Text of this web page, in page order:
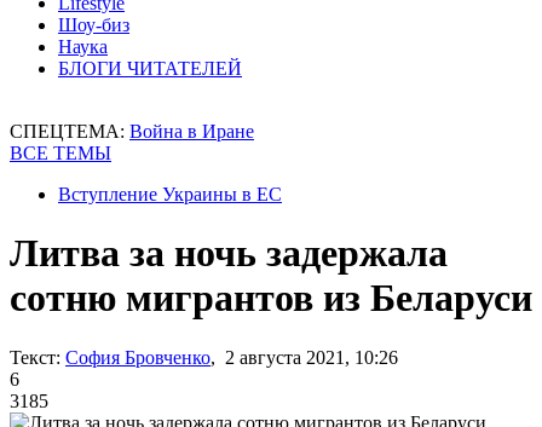
Шоу-биз
Наука
БЛОГИ ЧИТАТЕЛЕЙ
СПЕЦТЕМА: Война в Иране
ВСЕ ТЕМЫ
Вступление Украины в ЕС
Литва за ночь задержала
сотню мигрантов из Беларуси
Текст: София Бровченко, 2 августа 2021, 10:26
6
3185